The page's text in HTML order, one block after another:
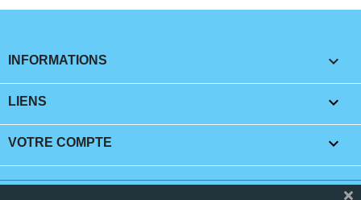
INFORMATIONS keyboard_arrow_down
LIENS 
VOTRE COMPTE 